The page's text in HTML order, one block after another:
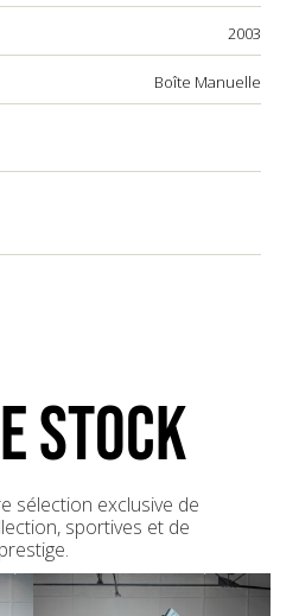
2003
Boîte Manuelle
STOCK
sélection exclusive de
sportives et de
prestige.